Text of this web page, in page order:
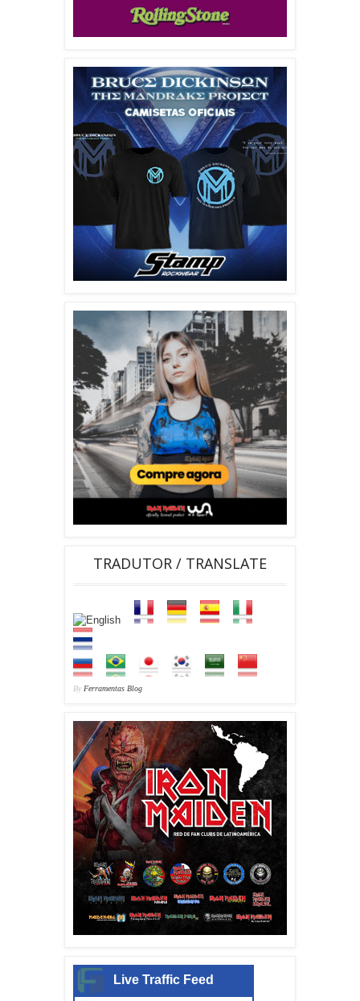
TRADUTOR / TRANSLATE
By Ferramentas Blog
Live Traffic Feed